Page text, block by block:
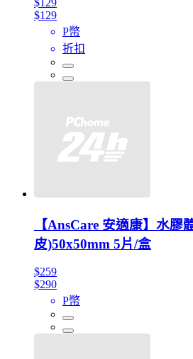
$129
$129
P幣
折扣
【AnsCare 安適康】水膠
皮)50x50mm 5片/盒
$259
$290
P幣